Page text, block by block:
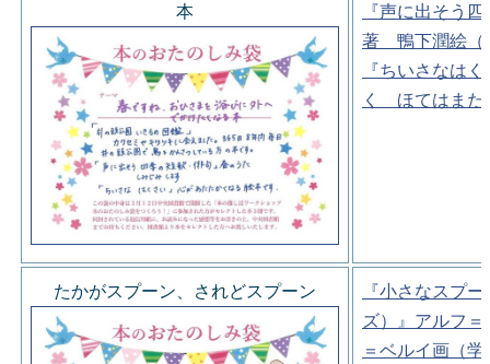
本
『声に出そう
著 鴨下潤絵（
『ちいさなは
く ほてはまた
たかがスプーン、されどスプーン
『小さなスプ
ズ）』アルフ
＝ベルイ画（